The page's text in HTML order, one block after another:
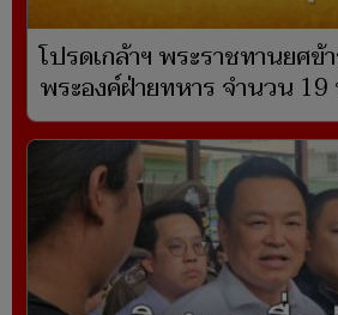
โปรดเกล้าฯ พระราชทานยศข้
พระองค์ฝ่ายทหาร จำนวน 19